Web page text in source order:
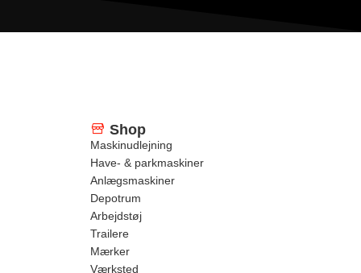
Shop
Maskinudlejning
Have- & parkmaskiner
Anlægsmaskiner
Depotrum
Arbejdstøj
Trailere
Mærker
Værksted